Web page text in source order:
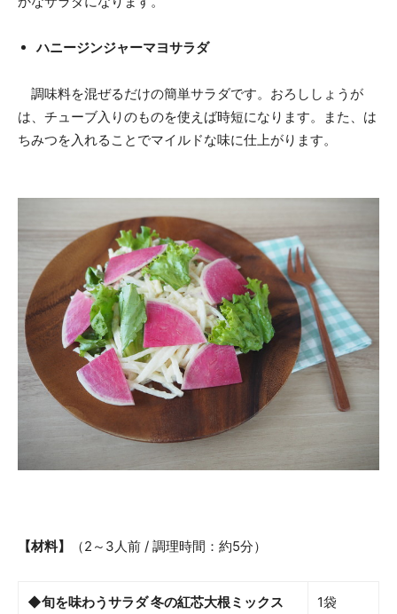
ハニージンジャーマヨサラダ
調味料を混ぜるだけの簡単サラダです。おろししょうが
は、チューブ入りのものを使えば時短になります。また、は
ちみつを入れることでマイルドな味に仕上がります。
【材料】 （2～3人前 / 調理時間：約5分）
◆旬を味わうサラダ 冬の紅芯大根ミックス 1袋